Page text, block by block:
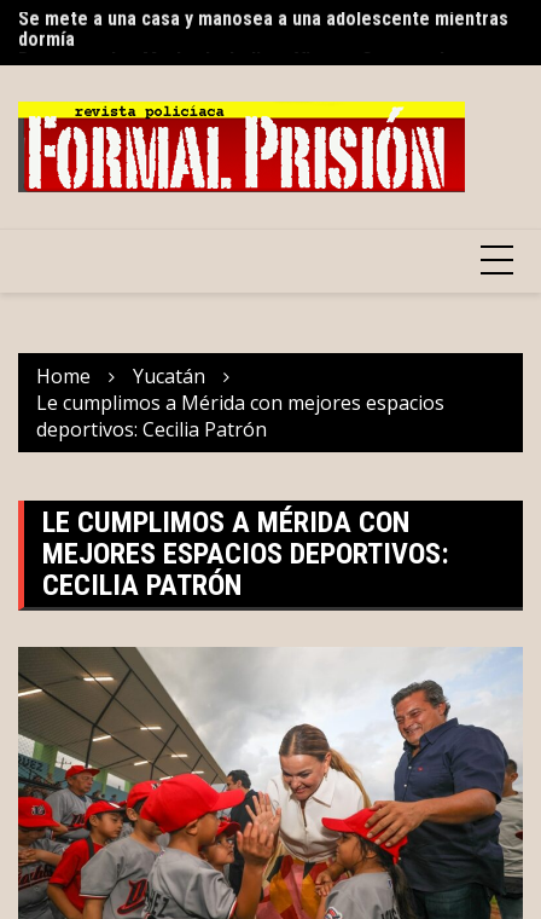
Skip
content
dormía
Para recordar: Muchacha Italiana Viene a Casarse, la
telenovela que le abrió el mundo a México
Home
Yucatán
Le cumplimos a Mérida con mejores espacios
deportivos: Cecilia Patrón
LE CUMPLIMOS A MÉRIDA CON
MEJORES ESPACIOS DEPORTIVOS:
CECILIA PATRÓN